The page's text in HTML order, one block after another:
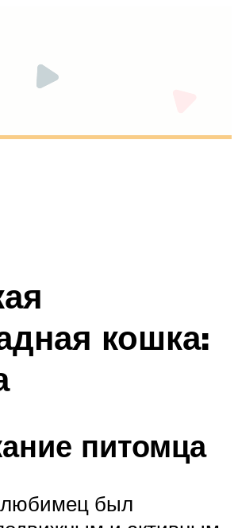
кошка:
питомца
был